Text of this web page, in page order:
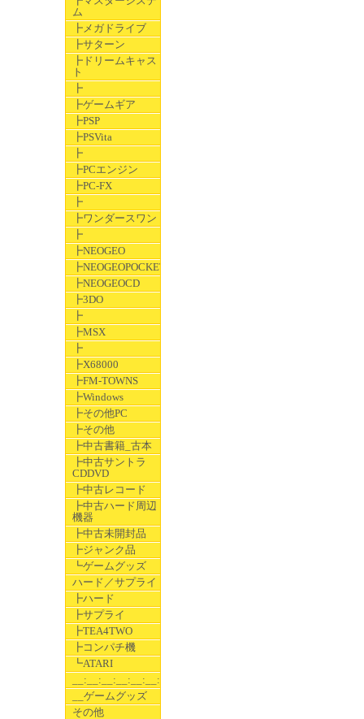
ム
┣メガドライブ
┣サターン
┣ドリームキャス
ト
┣
┣ゲームギア
┣PSP
┣PSVita
┣
┣PCエンジン
┣PC-FX
┣
┣ワンダースワン
┣
┣NEOGEO
┣NEOGEOPOCKET
┣NEOGEOCD
┣3DO
┣
┣MSX
┣
┣X68000
┣FM-TOWNS
┣Windows
┣その他PC
┣その他
┣中古書籍_古本
┣中古サントラ
CDDVD
┣中古レコード
┣中古ハード周辺
機器
┣中古未開封品
┣ジャンク品
┗ゲームグッズ
ハード／サプライ
┣ハード
┣サプライ
┣TEA4TWO
┣コンパチ機
┗ATARI
__:__:__:__:__:__:__
__ゲームグッズ
その他